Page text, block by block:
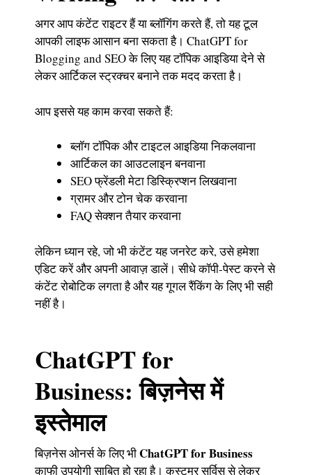
अगर आप कंटेंट राइटर हैं या ब्लॉगिंग करते हैं, तो यह टूल
आपकी लाइफ आसान बना सकता है। ChatGPT for
Blogging and SEO के लिए यह टॉपिक आइडिया देने से
लेकर आर्टिकल स्ट्रक्चर बनाने तक मदद करता है।
आप इससे यह काम करवा सकते हैं:
ब्लॉग टॉपिक और टाइटल आइडिया निकलवाना
आर्टिकल का आउटलाइन बनवाना
SEO फ्रेंडली मेटा डिस्क्रिप्शन लिखवाना
ग्रामर और टोन चेक करवाना
FAQ सेक्शन तैयार करवाना
लेकिन ध्यान रहे, जो भी कंटेंट यह जनरेट करे, उसे हमेशा
एडिट करें और अपनी आवाज़ डालें। सीधे कॉपी-पेस्ट करने से
कंटेंट रोबोटिक लगता है और यह गूगल रैंकिंग के लिए भी सही
नहीं है।
ChatGPT for
Business: बिज़नेस में
इस्तेमाल
बिज़नेस ओनर्स के लिए भीChatGPT for Business
काफी उपयोगी साबित हो रहा है। कस्टमर सर्विस से लेकर